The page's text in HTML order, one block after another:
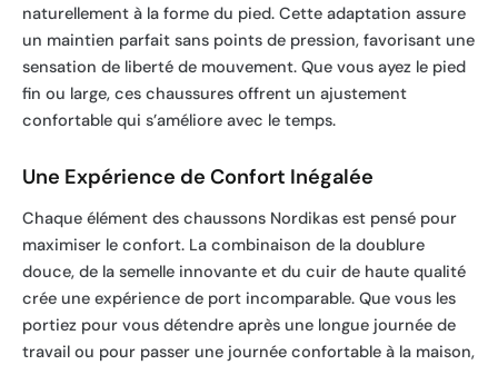
naturellement à la forme du pied. Cette adaptation assure
un maintien parfait sans points de pression, favorisant une
sensation de liberté de mouvement. Que vous ayez le pied
fin ou large, ces chaussures offrent un ajustement
confortable qui s’améliore avec le temps.
Une Expérience de Confort Inégalée
Chaque élément des chaussons Nordikas est pensé pour
maximiser le confort. La combinaison de la doublure
douce, de la semelle innovante et du cuir de haute qualité
crée une expérience de port incomparable. Que vous les
portiez pour vous détendre après une longue journée de
travail ou pour passer une journée confortable à la maison,